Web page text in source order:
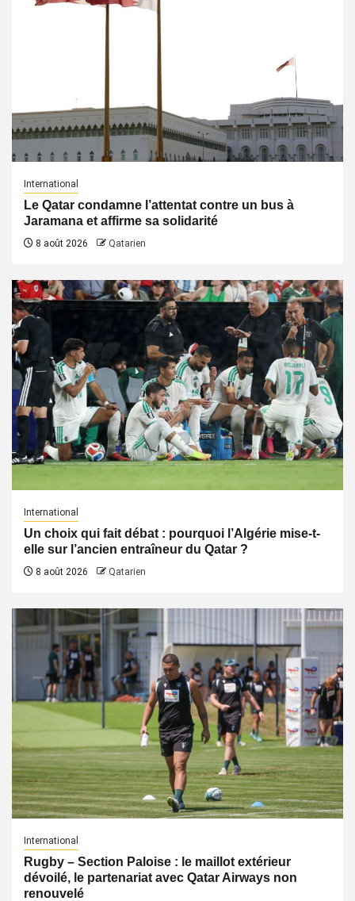
International
Le Qatar condamne l’attentat contre un bus à
Jaramana et affirme sa solidarité
8 août 2026 Qatarien
International
Un choix qui fait débat : pourquoi l’Algérie mise-t-
elle sur l’ancien entraîneur du Qatar ?
8 août 2026 Qatarien
International
Rugby – Section Paloise : le maillot extérieur
dévoilé, le partenariat avec Qatar Airways non
renouvelé